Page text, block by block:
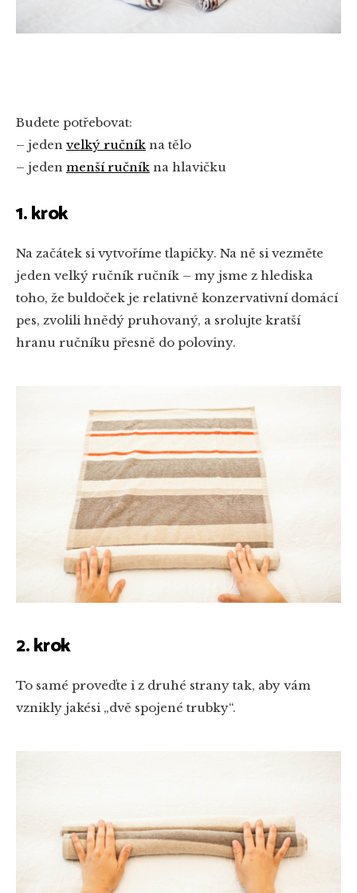
Budete potřebovat:
– jeden velký ručník na tělo
– jeden menší ručník na hlavičku
1. krok
Na začátek si vytvoříme tlapičky. Na ně si vezměte
jeden velký ručník ručník – my jsme z hlediska
toho, že buldoček je relativně konzervativní domácí
pes, zvolili hnědý pruhovaný, a srolujte kratší
hranu ručníku přesně do poloviny.
2. krok
To samé proveďte i z druhé strany tak, aby vám
vznikly jakési „dvě spojené trubky“.